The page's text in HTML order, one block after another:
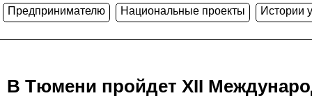
Предпринимателю Национальные проекты Истории
В Тюмени пройдет XII